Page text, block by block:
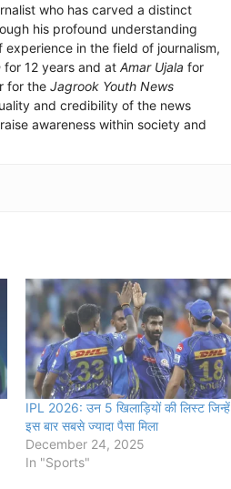
who has carved a distinct
his profound understanding
in the field of journalism,
for 12 years and at Amar Ujala for
for the Jagrook Youth News
and credibility of the news
awareness within society and
IPL 2026: उन 5 खिलाड़ियों की लिस्ट जिन्हें
इस बार सबसे ज्यादा पैसा मिला
December 24, 2025
In "Sports"